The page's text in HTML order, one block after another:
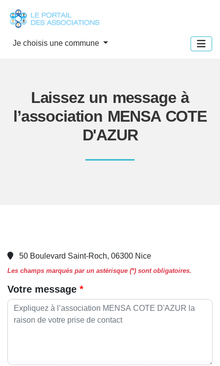
Je choisis une commune
Laissez un message à
l’association MENSA COTE
D'AZUR
50 Boulevard Saint-Roch, 06300 Nice
Les champs marqués par un astérisque (*) sont obligatoires.
Votre message